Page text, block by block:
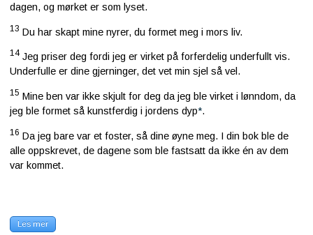
dagen, og mørket er som lyset.
13 Du har skapt mine nyrer, du formet meg i mors liv.
14 Jeg priser deg fordi jeg er virket på forferdelig underfullt vis.
Underfulle er dine gjerninger, det vet min sjel så vel.
15 Mine ben var ikke skjult for deg da jeg ble virket i lønndom, da
jeg ble formet så kunstferdig i jordens dyp*.
16 Da jeg bare var et foster, så dine øyne meg. I din bok ble de
alle oppskrevet, de dagene som ble fastsatt da ikke én av dem
var kommet.
Les mer